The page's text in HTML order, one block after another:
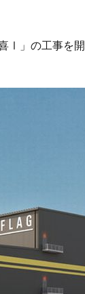
Ⅰ」の工事を